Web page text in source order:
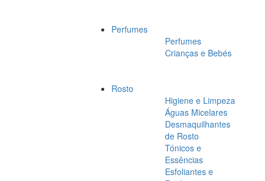
Perfumes
Perfumes
Crianças e Bebés
Rosto
Higiene e Limpeza
Águas Micelares
Desmaquilhantes
de Rosto
Tónicos e
Essências
Esfoliantes e